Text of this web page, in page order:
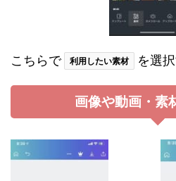
こちらで 利用したい素材 を選
画像や動画・素